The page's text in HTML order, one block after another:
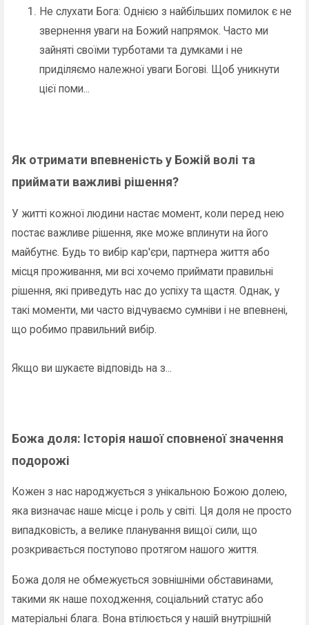
Не слухати Бога: Однією з найбільших помилок є не
звернення уваги на Божий напрямок. Часто ми
зайняті своїми турботами та думками і не
приділяємо належної уваги Богові. Щоб уникнути
цієї поми...
Як отримати впевненість у Божій волі та
приймати важливі рішення?
У житті кожної людини настає момент, коли перед нею
постає важливе рішення, яке може вплинути на його
майбутнє. Будь то вибір кар'єри, партнера життя або
місця проживання, ми всі хочемо приймати правильні
рішення, які приведуть нас до успіху та щастя. Однак, у
такі моменти, ми часто відчуваємо сумніви і не впевнені,
що робимо правильний вибір.
Якщо ви шукаєте відповідь на з...
Божа доля: Історія нашої сповненої значення
подорожі
Кожен з нас народжується з унікальною Божою долею,
яка визначає наше місце і роль у світі. Ця доля не просто
випадковість, а велике планування вищої сили, що
розкривається поступово протягом нашого життя.
Божа доля не обмежується зовнішніми обставинами,
такими як наше походження, соціальний статус або
матеріальні блага. Вона втілюється у нашій внутрішній